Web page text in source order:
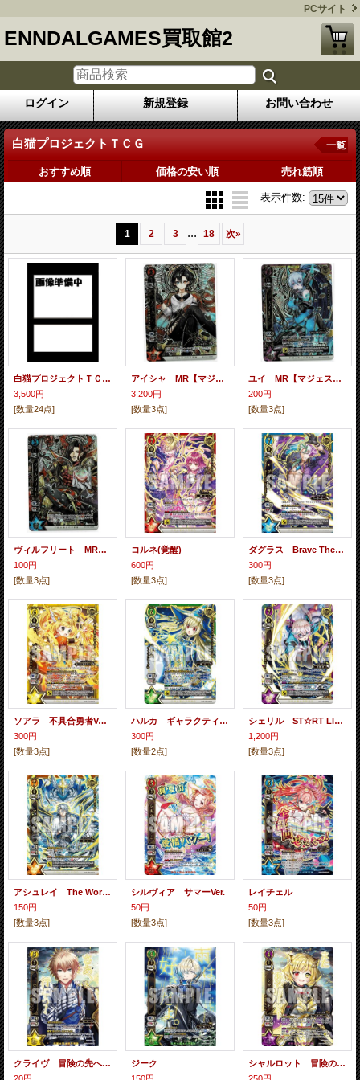
PCサイト
ENNDALGAMES買取館2
ログイン 新規登録 お問い合わせ
白猫プロジェクトＴＣＧ 一覧
おすすめ順 価格の安い順 売れ筋順
表示件数:
1 2 3 ... 18 次»
白猫プロジェクトＴＣＧ:第12弾 【冒険の先へ-Future of Adventure-】 未開封BOX
3,500円
[数量24点]
アイシャ MR【マジェスティレア】
3,200円
[数量3点]
ユイ MR【マジェスティレア】
200円
[数量3点]
ヴィルフリート MR【マジェスティレア】
100円
[数量3点]
コルネ(覚醒)
600円
[数量3点]
ダグラス Brave The Lion FINAL Ver.(覚醒)
300円
[数量3点]
ソアラ 不具合勇者Ver.(覚醒)
300円
[数量3点]
ハルカ ギャラクティカVer.(覚醒)
300円
[数量2点]
シェリル ST☆RT LINE2 Ver.(覚醒)
1,200円
[数量3点]
アシュレイ The World of Guilty2 Ver.(覚醒)
150円
[数量3点]
シルヴィア サマーVer.
50円
[数量3点]
レイチェル
50円
[数量3点]
クライヴ 冒険の先へVer.
ジーク
シャルロット 冒険の先へVer.